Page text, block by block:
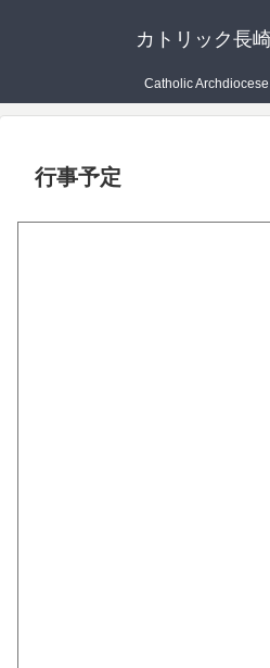
カトリック長
Catholic
行事予定